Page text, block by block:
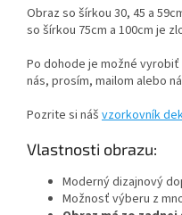
Obraz so šírkou 30, 45 a
so šírkou 75cm a 100cm je
Po dohode je možné
nás, prosím, mailom alebo
Pozrite si náš vzorkovník
Vlastnosti obrazu:
Moderný dizajnový
Možnosť výberu z